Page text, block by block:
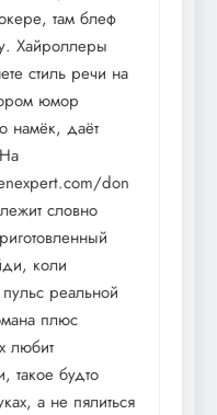
там блеф
Хайроллеры
стиль речи на
юмор
намёк, даёт
don
словно
коли
реальной
плюс
любит
такое будто
а не пялиться